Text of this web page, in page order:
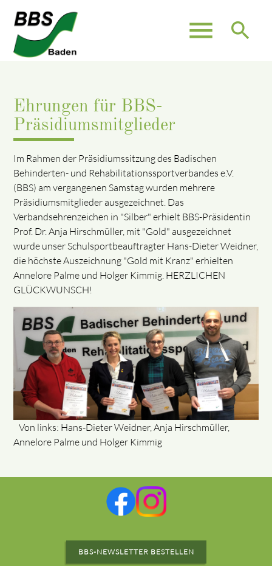
menu search
Ehrungen für BBS-
Präsidiumsmitglieder
Im Rahmen der Präsidiumssitzung des Badischen
Behinderten- und Rehabilitationssportverbandes e.V.
(BBS) am vergangenen Samstag wurden mehrere
Präsidiumsmitglieder ausgezeichnet. Das
Verbandsehrenzeichen in "Silber" erhielt BBS-Präsidentin
Prof. Dr. Anja Hirschmüller, mit "Gold" ausgezeichnet
wurde unser Schulsportbeauftragter Hans-Dieter Weidner,
die höchste Auszeichnung "Gold mit Kranz" erhielten
Annelore Palme und Holger Kimmig. HERZLICHEN
GLÜCKWUNSCH!
Von links: Hans-Dieter Weidner, Anja Hirschmüller,
Annelore Palme und Holger Kimmig
BBS-NEWSLETTER BESTELLEN